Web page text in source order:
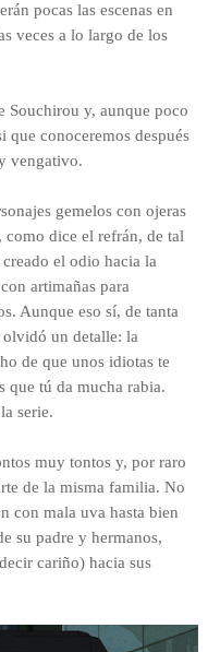
pocas las escenas en
veces a lo largo de los
Souchirou y, aunque poco
que conoceremos después
vengativo.
gemelos con ojeras
dice el refrán, de tal
el odio hacia la
artimañas para
Aunque eso sí, de tanta
olvidó un detalle: la
de que unos idiotas te
que tú da mucha rabia.
serie.
muy tontos y, por raro
de la misma familia. No
con mala uva hasta bien
su padre y hermanos,
cariño) hacia sus